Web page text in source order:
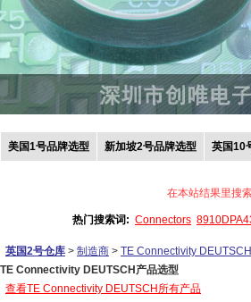
美国1号品牌选型 新加坡2号品牌选型 英国10
在本站结果里搜索
热门搜索词: Connectors
英国2号仓库 > 制造商 > TE Connectivity DEUTSCH
TE Connectivity DEUTSCH产品选型
查看TE Connectivity DEUTSCH所有产品